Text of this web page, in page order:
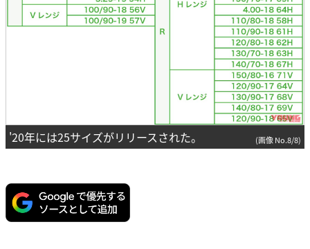
'20年には25サイズがリリースされた。 (画像 No.8/8)